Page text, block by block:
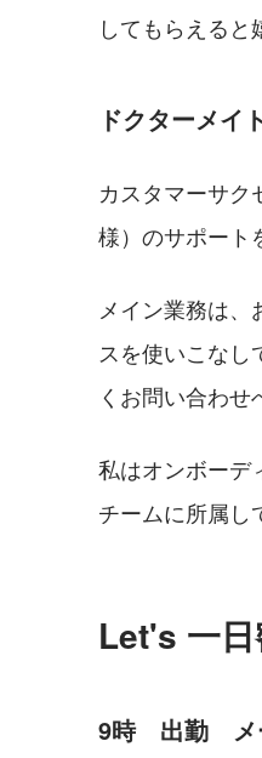
してもらえると
ドクターメイ
カスタマーサク
様）のサポート
メイン業務は
スを使いこな
くお問い合わせ
私はオンボーデ
チームに所属し
Let's 一日
9時　出勤　